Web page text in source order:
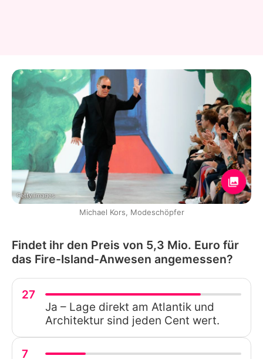
Getty Images
Michael Kors, Modeschöpfer
Findet ihr den Preis von 5,3 Mio. Euro für
das Fire-Island-Anwesen angemessen?
27
Ja – Lage direkt am Atlantik und
Architektur sind jeden Cent wert.
7